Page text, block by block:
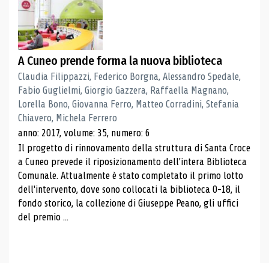
A Cuneo prende forma la nuova biblioteca
Claudia Filippazzi, Federico Borgna, Alessandro Spedale,
Fabio Guglielmi, Giorgio Gazzera, Raffaella Magnano,
Lorella Bono, Giovanna Ferro, Matteo Corradini, Stefania
Chiavero, Michela Ferrero
anno: 2017, volume: 35, numero: 6
Il progetto di rinnovamento della struttura di Santa Croce
a Cuneo prevede il riposizionamento dell'intera Biblioteca
Comunale. Attualmente è stato completato il primo lotto
dell'intervento, dove sono collocati la biblioteca 0-18, il
fondo storico, la collezione di Giuseppe Peano, gli uffici
del premio ...